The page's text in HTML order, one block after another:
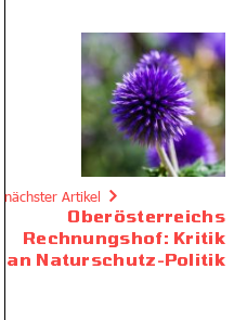
nächster Artikel
Oberösterreichs
Rechnungshof: Kritik
an Naturschutz-Politik